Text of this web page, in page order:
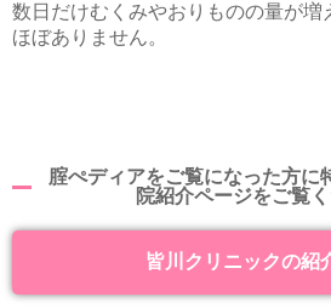
数日だけむくみやおりものの量が増
ほぼありません。
腟ぺディアをご覧になった方に
院紹介ページをご覧く
皆川クリニックの紹